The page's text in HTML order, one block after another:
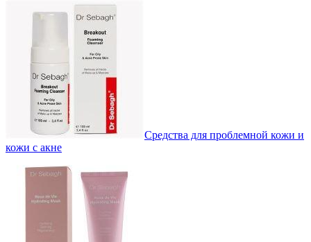
Средства для проблемной кожи и
кожи с акне